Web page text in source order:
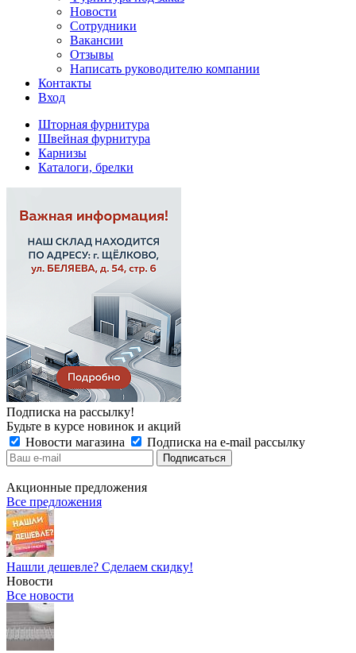
Новости
Сотрудники
Вакансии
Отзывы
Написать руководителю компании
Контакты
Вход
Шторная фурнитура
Швейная фурнитура
Карнизы
Каталоги, брелки
Подписка на рассылку!
Будьте в курсе новинок и акций
Новости магазина
Подписка на e-mail рассылку
Акционные предложения
Все предложения
Нашли дешевле? Сделаем скидку!
Новости
Все новости